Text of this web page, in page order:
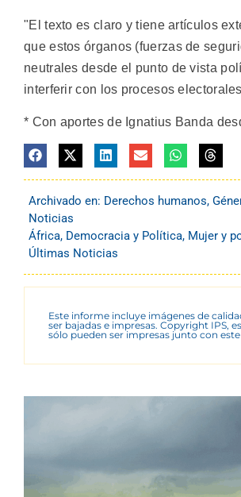
"El texto es claro y tiene artículos
que estos órganos (fuerzas de
neutrales desde el punto de vista
interferir con los procesos
* Con aportes de Ignatius Banda
Archivado en: Derechos humanos,
Noticias
África, Democracia y Política, Mujer y
Últimas Noticias
Este informe incluye imágenes de
ser bajadas e impresas. Copyright IPS,
sólo pueden ser impresas junto con